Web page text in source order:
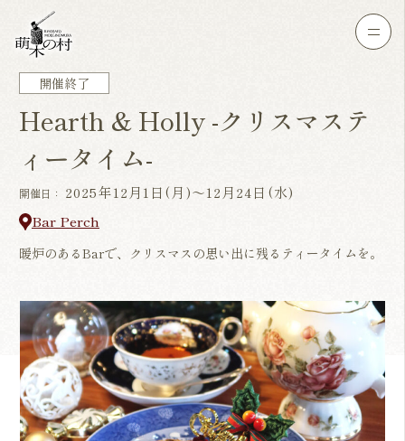
開催終了
Hearth & Holly -クリスマステ
ィータイム-
開催日： 2025年12月1日(月)〜12月24日(水)
Bar Perch
暖炉のあるBarで、クリスマスの思い出に残るティータイムを。